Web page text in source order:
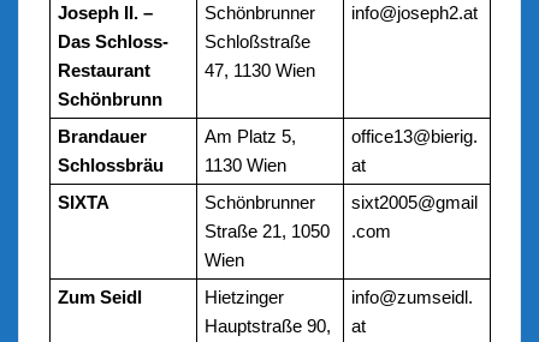
Joseph II. –
Das Schloss-
Restaurant
Schönbrunn
Schönbrunner
Schloßstraße
47, 1130 Wien
info@joseph2.at
Brandauer
Schlossbräu
Am Platz 5,
1130 Wien
office13@bierig.
at
SIXTA
Schönbrunner
Straße 21, 1050
Wien
sixt2005@gmail
.com
Zum Seidl
Hietzinger
Hauptstraße 90,
info@zumseidl.
at